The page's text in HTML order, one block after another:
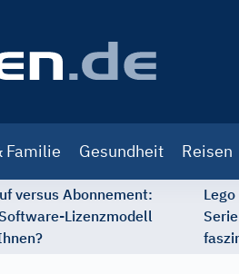
Familie Gesundheit Reisen
versus Abonnement:
Lizenzmodell